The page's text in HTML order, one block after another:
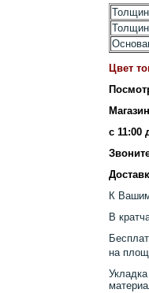
Цвет
с 11:00
К
В
на